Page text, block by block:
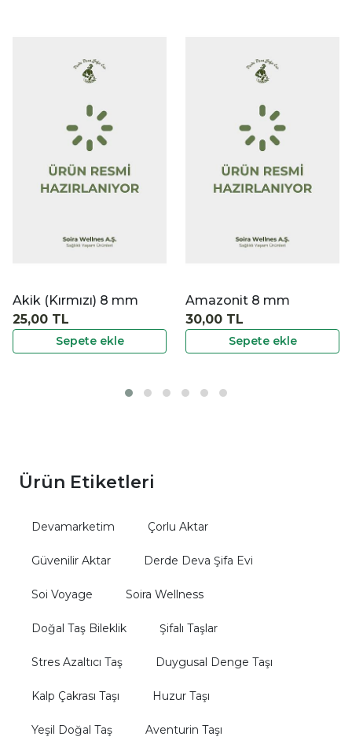
Amazonit 8 mm
Sepete ekle
30,00 TL
Ametist 8 mm
Sepete ekle
23,00 TL
Ürün Etiketleri
Devamarketim Çorlu Aktar
Güvenilir Aktar Derde Deva Şifa Evi
Soi Voyage Soira Wellness
Doğal Taş Bileklik Şifalı Taşlar
Stres Azaltıcı Taş Duygusal Denge Taşı
Kalp Çakrası Taşı Huzur Taşı
Yeşil Doğal Taş Aventurin Taşı